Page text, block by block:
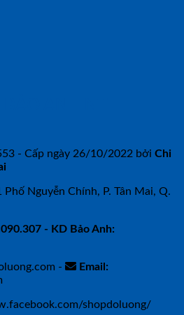
- Cấp ngày 26/10/2022 bởi Chi
Phố Nguyễn Chính, P. Tân Mai, Q.
- KD Bảo Anh:
-
Email:
shopdoluong/